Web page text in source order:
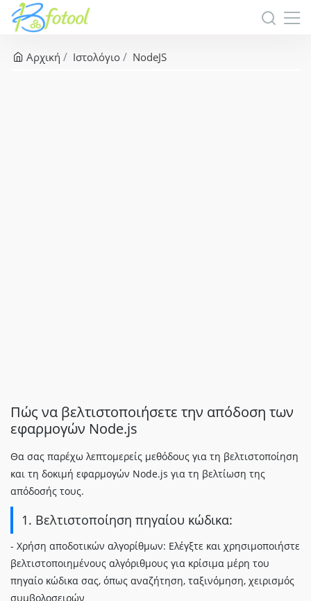
Αρχική Ιστολόγιο NodeJS
Πώς να βελτιστοποιήσετε την απόδοση των
εφαρμογών Node.js
Θα σας παρέχω λεπτομερείς μεθόδους για τη βελτιστοποίηση
και τη δοκιμή εφαρμογών Node.js για τη βελτίωση της
απόδοσής τους.
1. Βελτιστοποίηση πηγαίου κώδικα:
- Χρήση αποδοτικών αλγορίθμων: Ελέγξτε και χρησιμοποιήστε
βελτιστοποιημένους αλγόριθμους για κρίσιμα μέρη του
πηγαίο κώδικα σας, όπως αναζήτηση, ταξινόμηση, χειρισμός
συμβολοσειρών